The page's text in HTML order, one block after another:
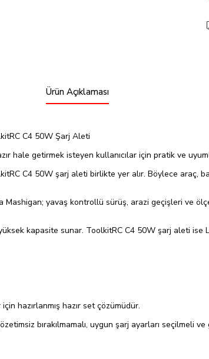
Ürün Açıklaması
C4 50W Şarj Aleti
hale getirmek isteyen kullanıcılar için pratik ve
C4 50W şarj aleti birlikte yer alır. Böylece araç,
Mashigan; yavaş kontrollü sürüş, arazi geçişleri ve
kapasite sunar. ToolkitRC C4 50W şarj aleti
hazırlanmış hazır set çözümüdür.
bırakılmamalı, uygun şarj ayarları seçilmeli